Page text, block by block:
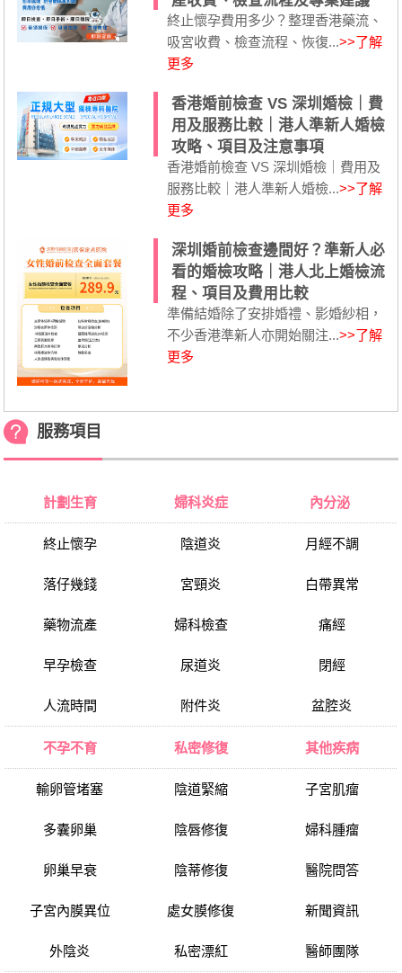
終止懷孕費用多少？整理香港藥流、
吸宮收費、檢查流程、恢復...>>了解
更多
香港婚前檢查 VS 深圳婚檢｜費
用及服務比較｜港人準新人婚檢
攻略、項目及注意事項
香港婚前檢查 VS 深圳婚檢｜費用及
服務比較｜港人準新人婚檢...>>了解
更多
深圳婚前檢查邊間好？準新人必
看的婚檢攻略｜港人北上婚檢流
程、項目及費用比較
準備結婚除了安排婚禮、影婚紗相，
不少香港準新人亦開始關注...>>了解
更多
服務項目
計劃生育
終止懷孕
落仔幾錢
藥物流產
早孕檢查
人流時間
婦科炎症
陰道炎
宮頸炎
婦科檢查
尿道炎
附件炎
內分泌
月經不調
白帶異常
痛經
閉經
盆腔炎
不孕不育
輸卵管堵塞
多囊卵巢
卵巢早衰
子宮內膜異位
外陰炎
私密修復
陰道緊縮
陰唇修復
陰蒂修復
處女膜修復
私密漂紅
其他疾病
子宮肌瘤
婦科腫瘤
醫院問答
新聞資訊
醫師團隊